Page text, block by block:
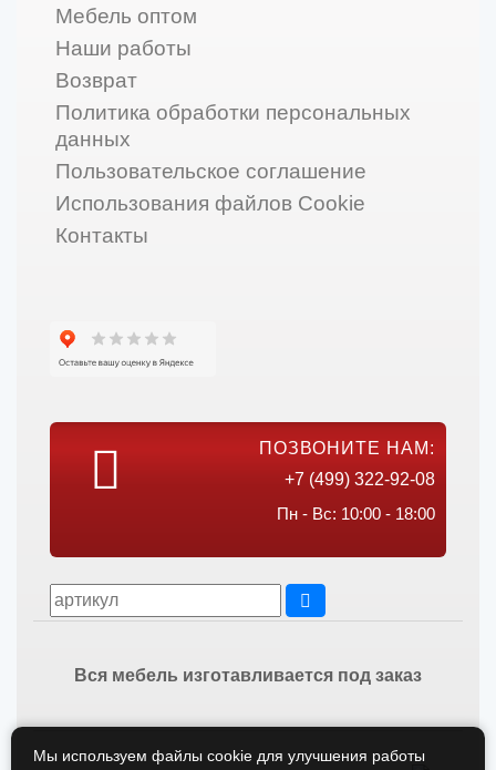
Мебель оптом
Наши работы
Возврат
Политика обработки персональных
данных
Пользовательское соглашение
Использования файлов Cookie
Контакты
ПОЗВОНИТЕ НАМ:
+7 (499) 322-92-08
Пн - Вс: 10:00 - 18:00
Вся мебель изготавливается под заказ
Мы используем файлы cookie для улучшения работы